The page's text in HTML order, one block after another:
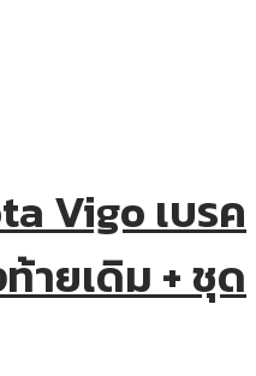
Vigo เบรค
ายเดิม + ชุด